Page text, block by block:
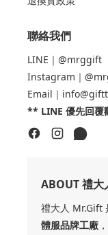
聯絡我們
LINE｜@mrggift
Instagram｜
Email｜
** LINE 優先回覆
ABOUT 禮大
禮大人 Mr.Gift
體服品牌工廠